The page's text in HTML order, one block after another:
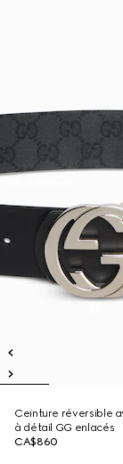
Ceinture réversible
à détail GG enlacés
CA$860